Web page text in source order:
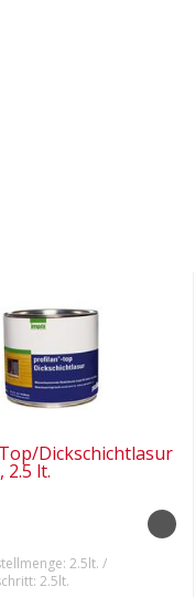
Dickschichtlasur
2.5 lt.
2.5lt. /
2.5lt.